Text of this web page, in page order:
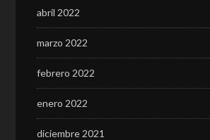
abril 2022
marzo 2022
febrero 2022
enero 2022
diciembre 2021